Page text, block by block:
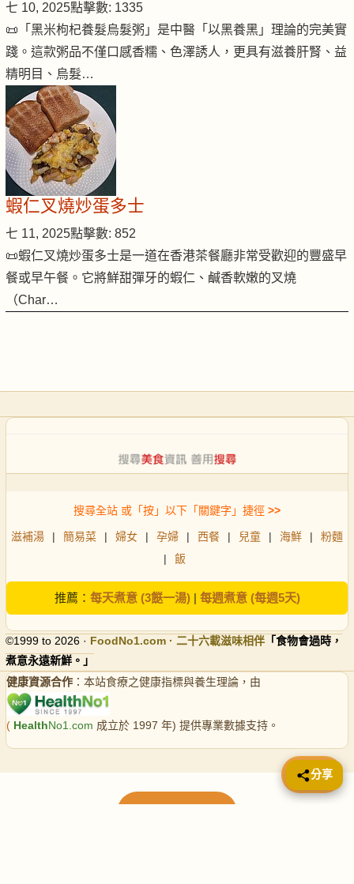
七 10, 2025點擊數: 1335
📜「黑米枸杞養髮烏髮粥」是中醫「以黑養黑」理論的完美實
踐。這款粥品不僅口感香糯、色澤誘人，更具有滋養肝腎、益
精明目、烏髮…
蝦仁叉燒炒蛋多士
七 11, 2025點擊數: 852
📜蝦仁叉燒炒蛋多士是一道在香港茶餐廳非常受歡迎的豐盛早
餐或早午餐。它將鮮甜彈牙的蝦仁、鹹香軟嫩的叉燒
（Char…
搜尋全站 或「按」以下「關鍵字」捷徑 >>
滋補湯 | 簡易菜 | 婦女 | 孕婦 | 西餐 | 兒童 | 海鮮 |
粉麵
|
飯
推薦： 每天煮意 (3餸一湯)| 每週煮意 (每週5天)
©1999 to 2026 · FoodNo1.com · 二十六載滋味相伴 「食物會過時，
煮意永遠新鮮。」
健康資源合作 ：本站食療之健康指標與養生理論，由
( HealthNo1.com 成立於 1997 年) 提供專業數據支持。
📤 分享
分享